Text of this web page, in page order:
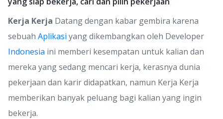
Kerja Kerja Datang dengan kabar gembira karena
sebuah Aplikasi yang dikembangkan oleh Developer
Indonesia ini memberi kesempatan untuk kalian dan
mereka yang sedang mencari kerja, kerasnya dunia
pekerjaan dan karir didapatkan, namun Kerja Kerja
memberikan banyak peluang bagi kalian yang ingin
bekerja.